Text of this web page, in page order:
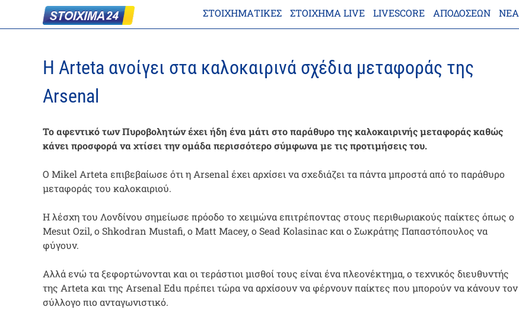
ΣΤΟΙΧΗΜΑΤΙΚΕΣ ΣΤΟΊΧΗΜΑ LIVE LIVESCORE ΑΠΟΔΌΣΕΩΝ ΝΈΑ
Η Arteta ανοίγει στα καλοκαιρινά σχέδια μεταφοράς της
Arsenal
Το αφεντικό των Πυροβολητών έχει ήδη ένα μάτι στο παράθυρο της καλοκαιρινής μεταφοράς καθώς
κάνει προσφορά να χτίσει την ομάδα περισσότερο σύμφωνα με τις προτιμήσεις του.
Ο Mikel Arteta επιβεβαίωσε ότι η Arsenal έχει αρχίσει να σχεδιάζει τα πάντα μπροστά από το παράθυρο
μεταφοράς του καλοκαιριού.
Η λέσχη του Λονδίνου σημείωσε πρόοδο το χειμώνα επιτρέποντας στους περιθωριακούς παίκτες όπως ο
Mesut Ozil, ο Shkodran Mustafi, ο Matt Macey, ο Sead Kolasinac και ο Σωκράτης Παπαστόπουλος να
φύγουν.
Αλλά ενώ τα ξεφορτώνονται και οι τεράστιοι μισθοί τους είναι ένα πλεονέκτημα, ο τεχνικός διευθυντής
της Arteta και της Arsenal Edu πρέπει τώρα να αρχίσουν να φέρνουν παίκτες που μπορούν να κάνουν τον
σύλλογο πιο ανταγωνιστικό.